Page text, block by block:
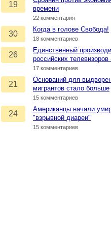
19
времени
22 комментария
30
Когда в голове Свобода!
18 комментариев
26
Единственный
российских телевизоров
17 комментариев
21
Оснований для
мигрантов стало больше
15 комментариев
24
Американцы начали
"взрывной диареи"
15 комментариев